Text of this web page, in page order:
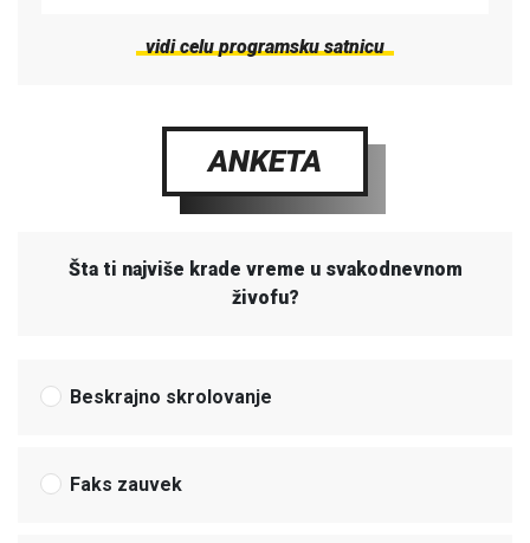
vidi celu programsku satnicu
ANKETA
Šta ti najviše krade vreme u svakodnevnom
živofu?
Beskrajno skrolovanje
Faks zauvek